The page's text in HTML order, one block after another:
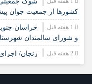
کشورها از جمعیت جوان
خراسان
و شورای سالمندان
زنجان/
مشارکت همه